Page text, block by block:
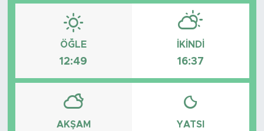
ÖĞLE
12:49
İKINDI
16:37
AKŞAM YATSI